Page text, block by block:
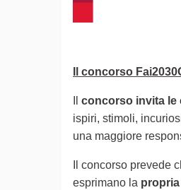
Il concorso
concorso invita le
ispiri, stimoli,
una maggiore
Il concorso prevede
esprimano la